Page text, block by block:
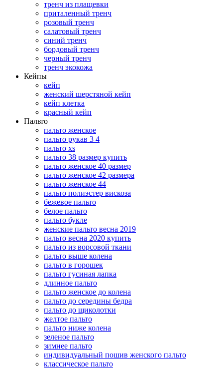
тренч из плащевки
приталенный тренч
розовый тренч
салатовый тренч
синий тренч
бордовый тренч
черный тренч
тренч экокожа
Кейпы
кейп
женский шерстяной кейп
кейп клетка
красный кейп
Пальто
пальто женское
пальто рукав 3 4
пальто xs
пальто 38 размер купить
пальто женское 40 размер
пальто женское 42 размера
пальто женское 44
пальто полиэстер вискоза
бежевое пальто
белое пальто
пальто букле
женские пальто весна 2019
пальто весна 2020 купить
пальто из ворсовой ткани
пальто выше колена
пальто в горошек
пальто гусиная лапка
длинное пальто
пальто женское до колена
пальто до середины бедра
пальто до щиколотки
желтое пальто
пальто ниже колена
зеленое пальто
зимнее пальто
индивидуальный пошив женского пальто
классическое пальто